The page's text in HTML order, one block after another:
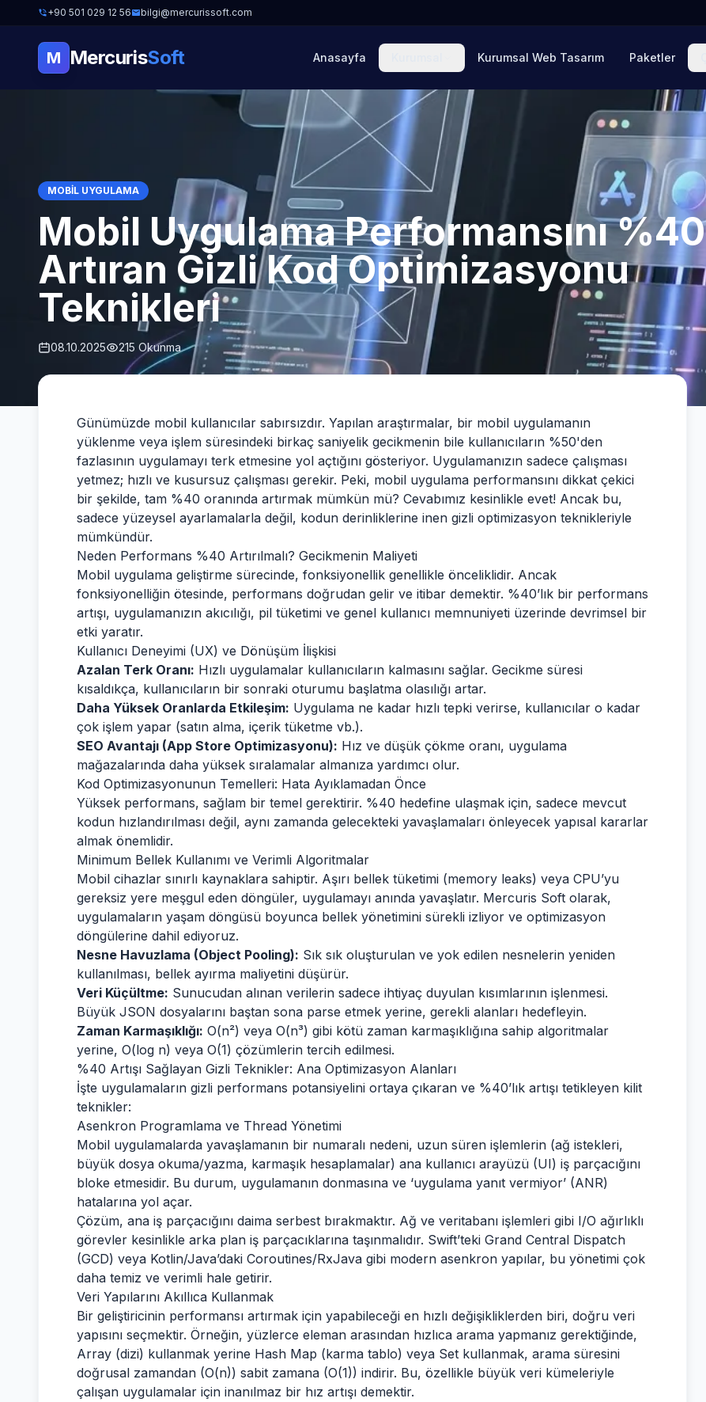
+90 501 029 12 56 bilgi@mercurissoft.com
M MercurisSoft Anasayfa Kurumsal Web Tasarım Paketler
MOBIL UYGULAMA
Mobil Uygulama Performansını %40
Artıran Gizli Kod Optimizasyonu
Teknikleri
08.10.2025 215 Okunma
Günümüzde mobil kullanıcılar sabırsızdır. Yapılan araştırmalar, bir mobil uygulamanın
yüklenme veya işlem süresindeki birkaç saniyelik gecikmenin bile kullanıcıların %50'den
fazlasının uygulamayı terk etmesine yol açtığını gösteriyor. Uygulamanızın sadece çalışması
yetmez; hızlı ve kusursuz çalışması gerekir. Peki, mobil uygulama performansını dikkat çekici
bir şekilde, tam %40 oranında artırmak mümkün mü? Cevabımız kesinlikle evet! Ancak bu,
sadece yüzeysel ayarlamalarla değil, kodun derinliklerine inen gizli optimizasyon teknikleriyle
mümkündür.
Neden Performans %40 Artırılmalı? Gecikmenin Maliyeti
Mobil uygulama geliştirme sürecinde, fonksiyonellik genellikle önceliklidir. Ancak
fonksiyonelliğin ötesinde, performans doğrudan gelir ve itibar demektir. %40’lık bir performans
artışı, uygulamanızın akıcılığı, pil tüketimi ve genel kullanıcı memnuniyeti üzerinde devrimsel bir
etki yaratır.
Kullanıcı Deneyimi (UX) ve Dönüşüm İlişkisi
Azalan Terk Oranı: Hızlı uygulamalar kullanıcıların kalmasını sağlar. Gecikme süresi
kısaldıkça, kullanıcıların bir sonraki oturumu başlatma olasılığı artar.
Daha Yüksek Oranlarda Etkileşim: Uygulama ne kadar hızlı tepki verirse, kullanıcılar o kadar
çok işlem yapar (satın alma, içerik tüketme vb.).
SEO Avantajı (App Store Optimizasyonu): Hız ve düşük çökme oranı, uygulama
mağazalarında daha yüksek sıralamalar almanıza yardımcı olur.
Kod Optimizasyonunun Temelleri: Hata Ayıklamadan Önce
Yüksek performans, sağlam bir temel gerektirir. %40 hedefine ulaşmak için, sadece mevcut
kodun hızlandırılması değil, aynı zamanda gelecekteki yavaşlamaları önleyecek yapısal kararlar
almak önemlidir.
Minimum Bellek Kullanımı ve Verimli Algoritmalar
Mobil cihazlar sınırlı kaynaklara sahiptir. Aşırı bellek tüketimi (memory leaks) veya CPU’yu
gereksiz yere meşgul eden döngüler, uygulamayı anında yavaşlatır. Mercuris Soft olarak,
uygulamaların yaşam döngüsü boyunca bellek yönetimini sürekli izliyor ve optimizasyon
döngülerine dahil ediyoruz.
Nesne Havuzlama (Object Pooling): Sık sık oluşturulan ve yok edilen nesnelerin yeniden
kullanılması, bellek ayırma maliyetini düşürür.
Veri Küçültme: Sunucudan alınan verilerin sadece ihtiyaç duyulan kısımlarının işlenmesi.
Büyük JSON dosyalarını baştan sona parse etmek yerine, gerekli alanları hedefleyin.
Zaman Karmaşıklığı: O(n²) veya O(n³) gibi kötü zaman karmaşıklığına sahip algoritmalar
yerine, O(log n) veya O(1) çözümlerin tercih edilmesi.
%40 Artışı Sağlayan Gizli Teknikler: Ana Optimizasyon Alanları
İşte uygulamaların gizli performans potansiyelini ortaya çıkaran ve %40’lık artışı tetikleyen kilit
teknikler:
Asenkron Programlama ve Thread Yönetimi
Mobil uygulamalarda yavaşlamanın bir numaralı nedeni, uzun süren işlemlerin (ağ istekleri,
büyük dosya okuma/yazma, karmaşık hesaplamalar) ana kullanıcı arayüzü (UI) iş parçacığını
bloke etmesidir. Bu durum, uygulamanın donmasına ve ‘uygulama yanıt vermiyor’ (ANR)
hatalarına yol açar.
Çözüm, ana iş parçacığını daima serbest bırakmaktır. Ağ ve veritabanı işlemleri gibi I/O ağırlıklı
görevler kesinlikle arka plan iş parçacıklarına taşınmalıdır. Swift’teki Grand Central Dispatch
(GCD) veya Kotlin/Java’daki Coroutines/RxJava gibi modern asenkron yapılar, bu yönetimi çok
daha temiz ve verimli hale getirir.
Veri Yapılarını Akıllıca Kullanmak
Bir geliştiricinin performansı artırmak için yapabileceği en hızlı değişikliklerden biri, doğru veri
yapısını seçmektir. Örneğin, yüzlerce eleman arasından hızlıca arama yapmanız gerektiğinde,
Array (dizi) kullanmak yerine Hash Map (karma tablo) veya Set kullanmak, arama süresini
doğrusal zamandan (O(n)) sabit zamana (O(1)) indirir. Bu, özellikle büyük veri kümeleriyle
çalışan uygulamalar için inanılmaz bir hız artışı demektir.